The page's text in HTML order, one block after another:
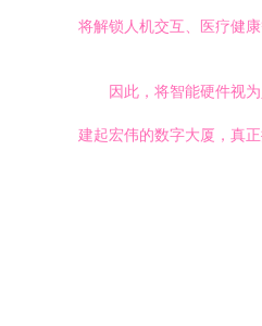
将解锁人机交互、医疗健
因此，将智能硬件视
建起宏伟的数字大厦，真